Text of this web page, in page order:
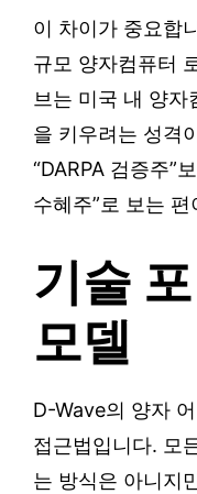
이 차이가 중요합
규모 양자컴퓨터
브는 미국 내 양자
을 키우려는 성격
“DARPA 검증주”
수혜주”로 보는
기술
모델
D-Wave의 양자
접근법입니다. 모
는 방식은 아니지